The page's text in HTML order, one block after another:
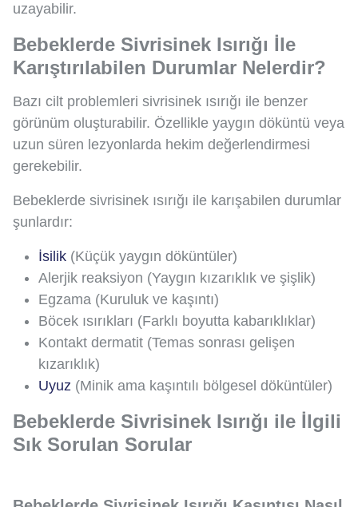
uzayabilir.
Bebeklerde Sivrisinek Isırığı İle
Karıştırılabilen Durumlar Nelerdir?
Bazı cilt problemleri sivrisinek ısırığı ile benzer
görünüm oluşturabilir. Özellikle yaygın döküntü veya
uzun süren lezyonlarda hekim değerlendirmesi
gerekebilir.
Bebeklerde sivrisinek ısırığı ile karışabilen durumlar
şunlardır:
İsilik (Küçük yaygın döküntüler)
Alerjik reaksiyon (Yaygın kızarıklık ve şişlik)
Egzama (Kuruluk ve kaşıntı)
Böcek ısırıkları (Farklı boyutta kabarıklıklar)
Kontakt dermatit (Temas sonrası gelişen
kızarıklık)
Uyuz (Minik ama kaşıntılı bölgesel döküntüler)
Bebeklerde Sivrisinek Isırığı ile İlgili
Sık Sorulan Sorular